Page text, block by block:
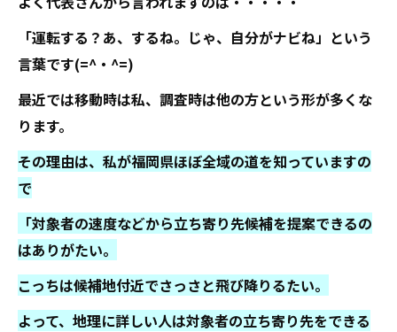
「運転する？あ、するね。じゃ、自分がナビね」という
言葉です(=^・^=)
最近では移動時は私、調査時は他の方という形が多くな
ります。
その理由は、私が福岡県ほぼ全域の道を知っていますの
で
「対象者の速度などから立ち寄り先候補を提案できるの
はありがたい。
こっちは候補地付近でさっさと飛び降りるたい。
よって、地理に詳しい人は対象者の立ち寄り先をできる